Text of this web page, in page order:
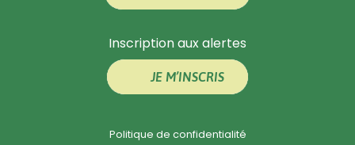
Inscription aux alertes
JE M’INSCRIS
Politique de confidentialité